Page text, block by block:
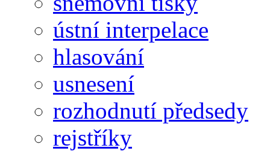
ústní interpelace
hlasování
usnesení
rozhodnutí předsedy
rejstříky